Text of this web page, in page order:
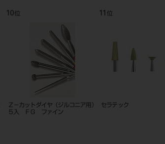
10位
Ｚ－カットダイヤ（ジルコニア用）
５入 ＦＧ ファイン
11 位
セラテック